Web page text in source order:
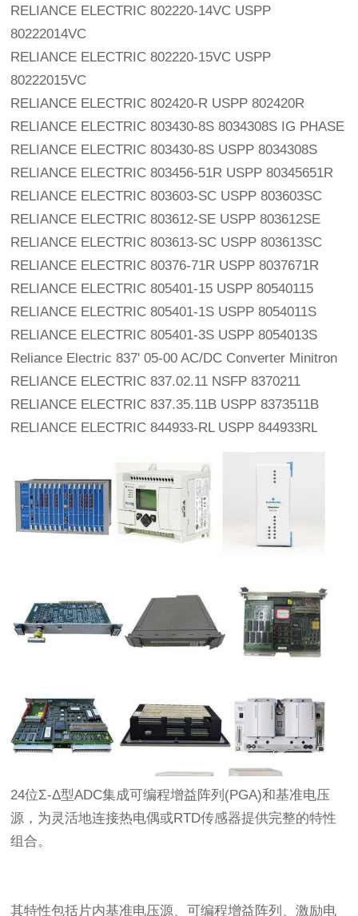
RELIANCE ELECTRIC 802220-14VC USPP
80222014VC
RELIANCE ELECTRIC 802220-15VC USPP
80222015VC
RELIANCE ELECTRIC 802420-R USPP 802420R
RELIANCE ELECTRIC 803430-8S 8034308S IG PHASE
RELIANCE ELECTRIC 803430-8S USPP 8034308S
RELIANCE ELECTRIC 803456-51R USPP 80345651R
RELIANCE ELECTRIC 803603-SC USPP 803603SC
RELIANCE ELECTRIC 803612-SE USPP 803612SE
RELIANCE ELECTRIC 803613-SC USPP 803613SC
RELIANCE ELECTRIC 80376-71R USPP 8037671R
RELIANCE ELECTRIC 805401-15 USPP 80540115
RELIANCE ELECTRIC 805401-1S USPP 8054011S
RELIANCE ELECTRIC 805401-3S USPP 8054013S
Reliance Electric 837' 05-00 AC/DC Converter Minitron
RELIANCE ELECTRIC 837.02.11 NSFP 8370211
RELIANCE ELECTRIC 837.35.11B USPP 8373511B
RELIANCE ELECTRIC 844933-RL USPP 844933RL
24位Σ-Δ型ADC集成可编程增益阵列(PGA)和基准电压
源，为灵活地连接热电偶或RTD传感器提供完整的特性
组合。
其特性包括片内基准电压源、可编程增益阵列、激励电